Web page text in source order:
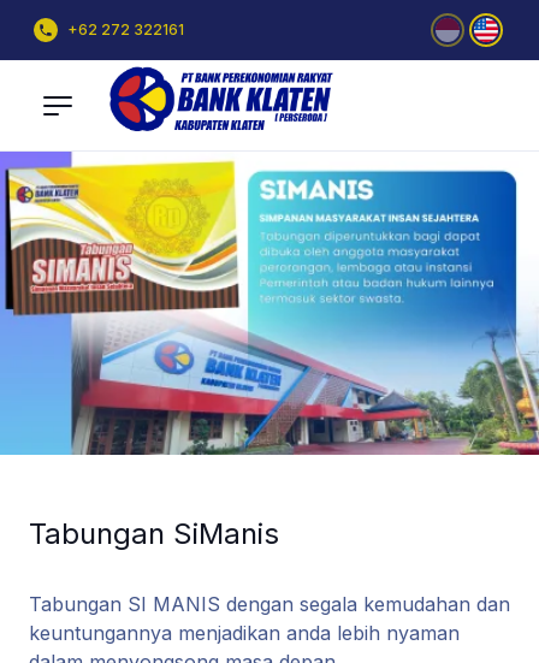
+62 272 322161
Tabungan SiManis
Tabungan SI MANIS dengan segala kemudahan dan
keuntungannya menjadikan anda lebih nyaman